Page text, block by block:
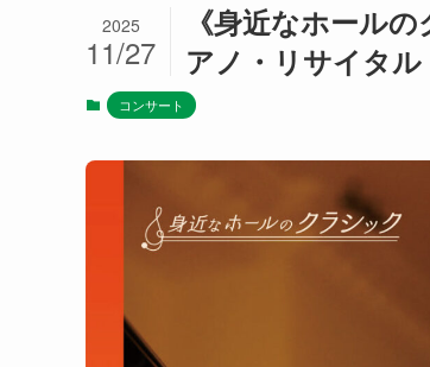
《身近なホール
アノ・リサイタル
2025
11/27
コンサート